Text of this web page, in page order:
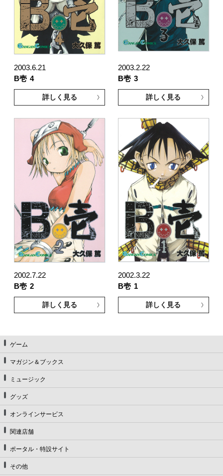
2003.6.21
B壱 4
詳しく見る
2003.2.22
B壱 3
詳しく見る
2002.7.22
B壱 2
詳しく見る
2002.3.22
B壱 1
詳しく見る
ゲーム
マガジン＆ブックス
ミュージック
グッズ
オンラインサービス
関連店舗
ポータル・特設サイト
その他